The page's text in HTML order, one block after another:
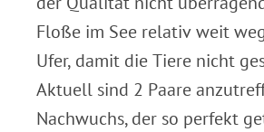
Floße im See relativ weit
Ufer, damit die Tiere nicht
Aktuell sind 2 Paare
Nachwuchs, der so perfekt